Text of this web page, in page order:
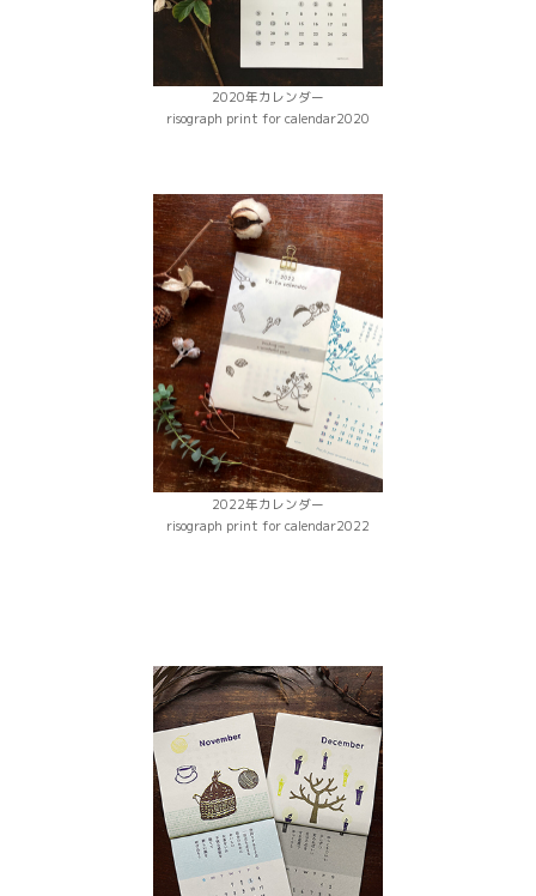
2020年カレンダー
risograph print for calendar2020
2022年カレンダー
risograph print for calendar2022